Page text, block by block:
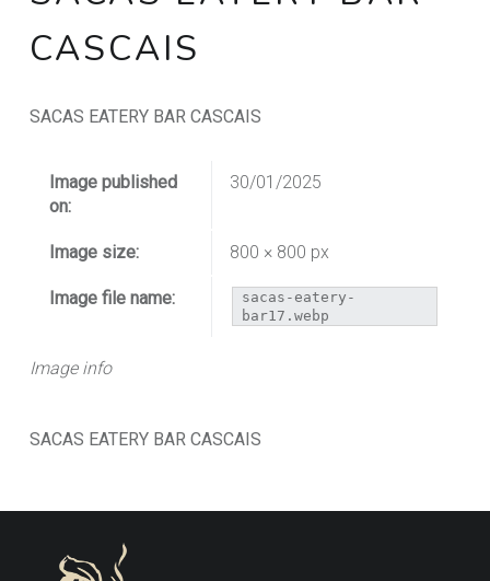
CASCAIS
SACAS EATERY BAR CASCAIS
Image info
Image published
on:
30/01/2025
Image size: 800 × 800 px
Image file name:
sacas-eatery-
bar17.webp
SACAS EATERY BAR CASCAIS
FOOTER SIDEBAR